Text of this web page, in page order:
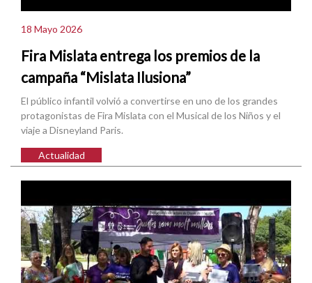
18 Mayo 2026
Fira Mislata entrega los premios de la
campaña “Mislata Ilusiona”
El público infantil volvió a convertirse en uno de los grandes
protagonistas de Fira Mislata con el Musical de los Niños y el
viaje a Disneyland Paris.
Actualidad